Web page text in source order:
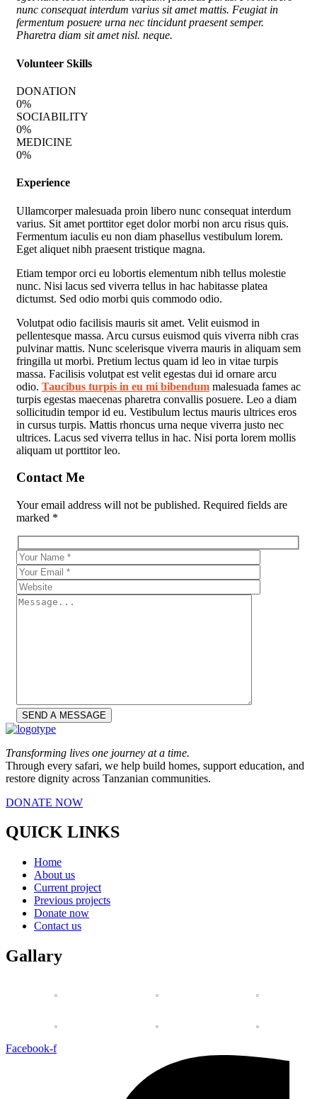
nunc consequat interdum varius sit amet mattis. Feugiat in
fermentum posuere urna nec tincidunt praesent semper.
Pharetra diam sit amet nisl. neque.
Volunteer Skills
DONATION
0%
SOCIABILITY
0%
MEDICINE
0%
Experience
Ullamcorper malesuada proin libero nunc consequat interdum
varius. Sit amet porttitor eget dolor morbi non arcu risus quis.
Fermentum iaculis eu non diam phasellus vestibulum lorem.
Eget aliquet nibh praesent tristique magna.
Etiam tempor orci eu lobortis elementum nibh tellus molestie
nunc. Nisi lacus sed viverra tellus in hac habitasse platea
dictumst. Sed odio morbi quis commodo odio.
Volutpat odio facilisis mauris sit amet. Velit euismod in
pellentesque massa. Arcu cursus euismod quis viverra nibh cras
pulvinar mattis. Nunc scelerisque viverra mauris in aliquam sem
fringilla ut morbi. Pretium lectus quam id leo in vitae turpis
massa. Facilisis volutpat est velit egestas dui id ornare arcu
odio. Taucibus turpis in eu mi bibendum malesuada fames ac
turpis egestas maecenas pharetra convallis posuere. Leo a diam
sollicitudin tempor id eu. Vestibulum lectus mauris ultrices eros
in cursus turpis. Mattis rhoncus urna neque viverra justo nec
ultrices. Lacus sed viverra tellus in hac. Nisi porta lorem mollis
aliquam ut porttitor leo.
Contact Me
Your email address will not be published. Required fields are
marked *
Transforming lives one journey at a time.
Through every safari, we help build homes, support education, and
restore dignity across Tanzanian communities.
DONATE NOW
QUICK LINKS
Home
About us
Current project
Previous projects
Donate now
Contact us
Gallary
Facebook-f